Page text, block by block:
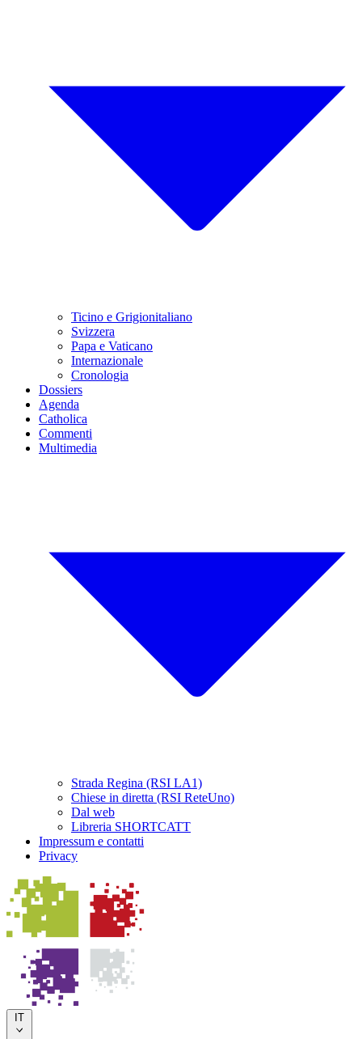
Ticino e Grigionitaliano
Svizzera
Papa e Vaticano
Internazionale
Cronologia
Dossiers
Agenda
Catholica
Commenti
Multimedia
Strada Regina (RSI LA1)
Chiese in diretta (RSI ReteUno)
Dal web
Libreria SHORTCATT
Impressum e contatti
Privacy
IT